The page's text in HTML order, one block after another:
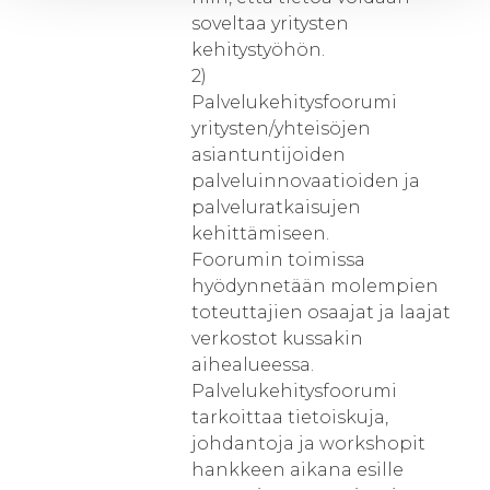
soveltaa yritysten
kehitystyöhön.
2)
Palvelukehitysfoorumi
yritysten/yhteisöjen
asiantuntijoiden
palveluinnovaatioiden ja
palveluratkaisujen
kehittämiseen.
Foorumin toimissa
hyödynnetään molempien
toteuttajien osaajat ja laajat
verkostot kussakin
aihealueessa.
Palvelukehitysfoorumi
tarkoittaa tietoiskuja,
johdantoja ja workshopit
hankkeen aikana esille